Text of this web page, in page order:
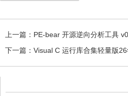
上一篇： PE-bear 开源逆向分析工具
下一篇： Visual C 运行库合集轻量版